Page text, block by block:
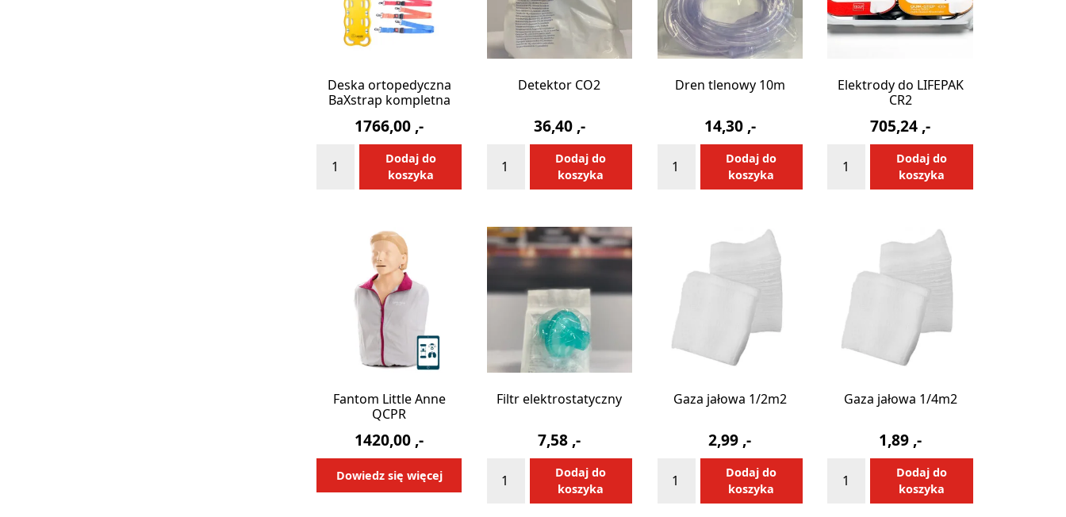
Deska ortopedyczna
BaXstrap kompletna
1766,00 ,-
Deska
ortopedyczna
kompletna
Dodaj do
koszyka
Alternative:
Detektor CO2
36,40 ,-
Detektor
Dodaj do
koszyka
Alternative:
Dren tlenowy 10m
14,30 ,-
Dren
tlenowy
Dodaj do
koszyka
Alternative:
Elektrody do LIFEPAK
CR2
705,24 ,-
Elektrody
Dodaj do
koszyka
Alternative:
Fantom Little Anne
QCPR
1420,00 ,-
Dowiedz się więcej
Filtr elektrostatyczny
7,58 ,-
Filtr
elektrostatyczny
Dodaj do
koszyka
Alternative:
Gaza jałowa 1/2m2
2,99 ,-
Gaza
Dodaj do
koszyka
Alternative:
Gaza jałowa 1/4m2
1,89 ,-
Gaza
Dodaj do
koszyka
Alternative: